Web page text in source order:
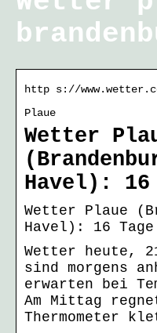
http s://
Plaue
Wetter
Havel): 16
Wetter Plaue
Havel): 16
Wetter heute,
sind morgens
erwarten bei
Am Mittag
Thermometer